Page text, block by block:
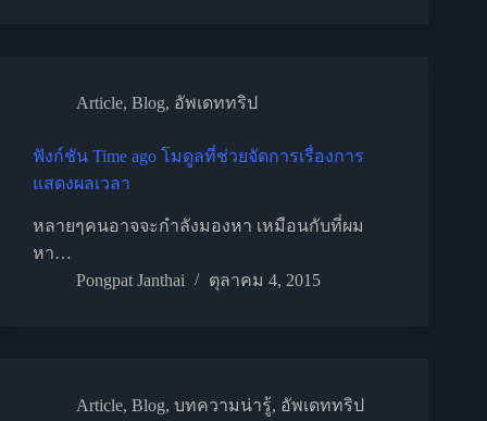
Article, Blog, อัพเดททริป
ฟังก์ชัน Time ago โมดูลที่ช่วยจัดการเรื่องการ
แสดงผลเวลา
หลายๆคนอาจจะกำลังมองหา เหมือนกับที่ผม
หา…
Pongpat Janthai
ตุลาคม 4, 2015
Article, Blog, บทความน่ารู้, อัพเดททริป